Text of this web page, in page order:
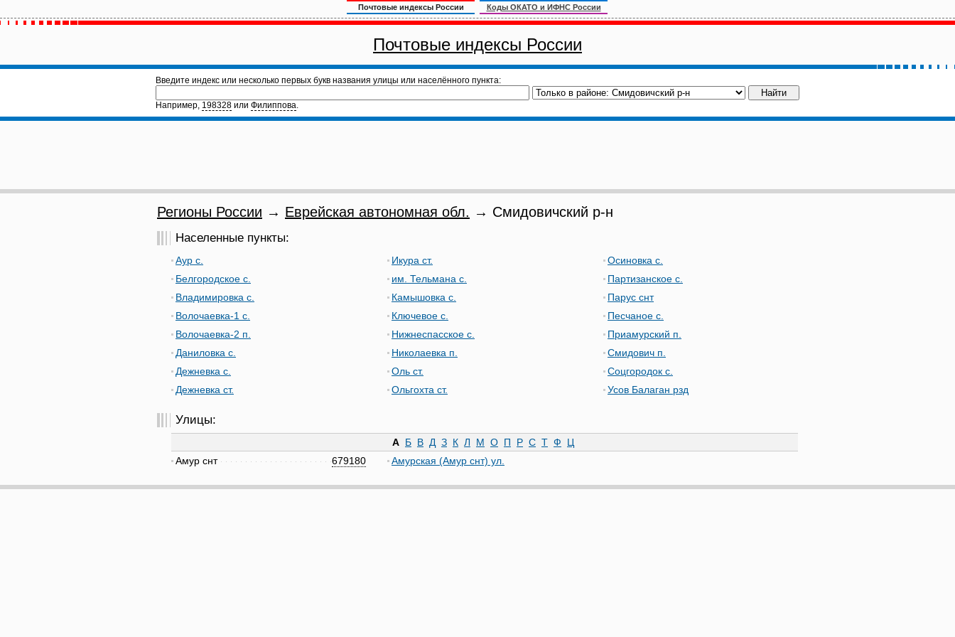
Почтовые индексы России Коды ОКАТО и ИФНС России
Почтовые индексы России
Введите индекс или несколько первых букв названия улицы или населённого пункта:
Например, 198328 или Филиппова.
Регионы России → Еврейская автономная обл. → Смидовичский р-н
Населенные пункты:
Аур с.
Белгородское с.
Владимировка с.
Волочаевка-1 с.
Волочаевка-2 п.
Даниловка с.
Дежневка с.
Дежневка ст.
Икура ст.
им. Тельмана с.
Камышовка с.
Ключевое с.
Нижнеспасское с.
Николаевка п.
Оль ст.
Ольгохта ст.
Осиновка с.
Партизанское с.
Парус снт
Песчаное с.
Приамурский п.
Смидович п.
Соцгородок с.
Усов Балаган рзд
Улицы:
А Б В Д З К Л М О П Р С Т Ф
Ц
679180
Амур снт Амурская (Амур снт) ул.